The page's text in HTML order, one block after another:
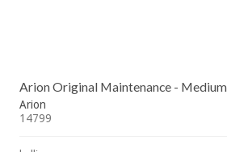
Arion Original Maintenance - Medium
Arion
14799